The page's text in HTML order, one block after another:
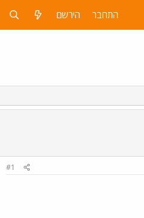
התחבר הירשם
#1